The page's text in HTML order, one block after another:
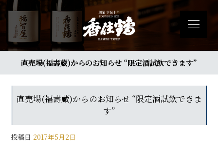
直売場(福壽蔵)からのお知らせ “限定酒試飲できます”
直売場(福壽蔵)からのお知らせ “限定酒試飲できま
す”
投稿日 2017年5月2日